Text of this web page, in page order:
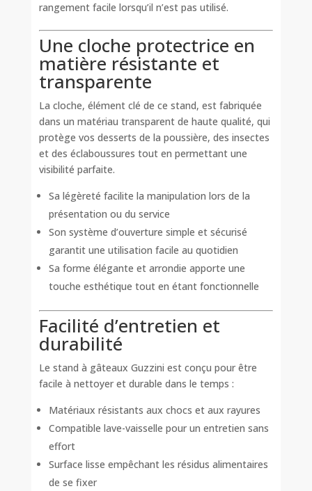
rangement facile lorsqu’il n’est pas utilisé.
Une cloche protectrice en
matière résistante et
transparente
La cloche, élément clé de ce stand, est fabriquée
dans un matériau transparent de haute qualité, qui
protège vos desserts de la poussière, des insectes
et des éclaboussures tout en permettant une
visibilité parfaite.
Sa légèreté facilite la manipulation lors de la
présentation ou du service
Son système d’ouverture simple et sécurisé
garantit une utilisation facile au quotidien
Sa forme élégante et arrondie apporte une
touche esthétique tout en étant fonctionnelle
Facilité d’entretien et
durabilité
Le stand à gâteaux Guzzini est conçu pour être
facile à nettoyer et durable dans le temps :
Matériaux résistants aux chocs et aux rayures
Compatible lave-vaisselle pour un entretien sans
effort
Surface lisse empêchant les résidus alimentaires
de se fixer